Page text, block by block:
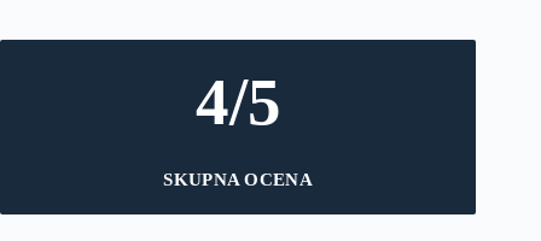
4/5
SKUPNA OCENA